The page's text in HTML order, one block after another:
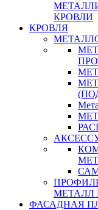
КРОВЛИ
КРОВЛЯ
МЕТАЛЛ
ФАСАДНАЯ